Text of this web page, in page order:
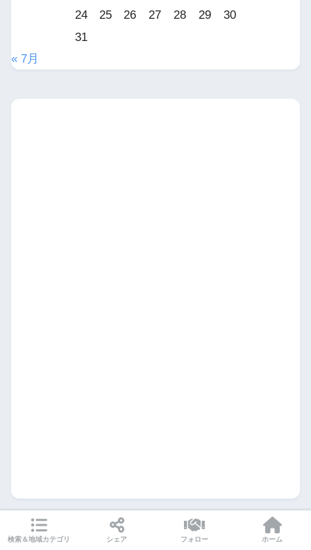
24
25 26 27 28 29
30
31
« 7月
月間アーカイブ
検索＆地域カテゴリ シェア フォロー ホーム